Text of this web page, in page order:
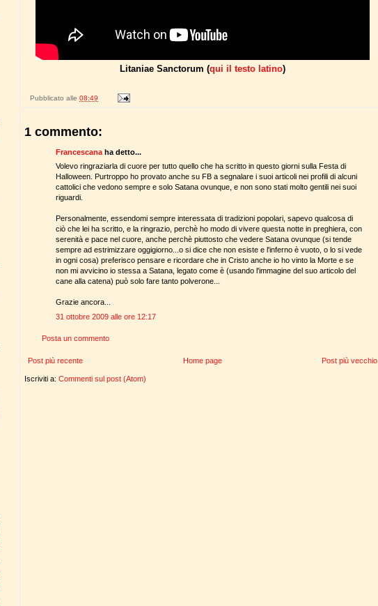
Litaniae Sanctorum (qui il testo latino)
Pubblicato alle 08:49
1 commento:
Francescana ha detto...
Volevo ringraziarla di cuore per tutto quello che ha scritto in questo giorni sulla Festa di
Halloween. Purtroppo ho provato anche su FB a segnalare i suoi articoli nei profili di alcuni
cattolici che vedono sempre e solo Satana ovunque, e non sono stati molto gentili nei suoi
riguardi.
Personalmente, essendomi sempre interessata di tradizioni popolari, sapevo qualcosa di
ciò che lei ha scritto, e la ringrazio, perchè ho modo di vivere questa notte in preghiera, con
serenità e pace nel cuore, anche perchè piuttosto che vedere Satana ovunque (si tende
sempre ad estrimizzare oggigiorno...o si dice che non esiste e l'inferno è vuoto, o lo si vede
in ogni cosa) preferisco pensare e ricordare che in Cristo anche io ho vinto la Morte e se
non mi avvicino io stessa a Satana, legato come è (usando l'immagine del suo articolo del
cane alla catena) può solo fare tanto polverone...
Grazie ancora...
31 ottobre 2009 alle ore 12:17
Posta un commento
Post più recente Post più vecchio
Home page
Iscriviti a: Commenti sul post (Atom)